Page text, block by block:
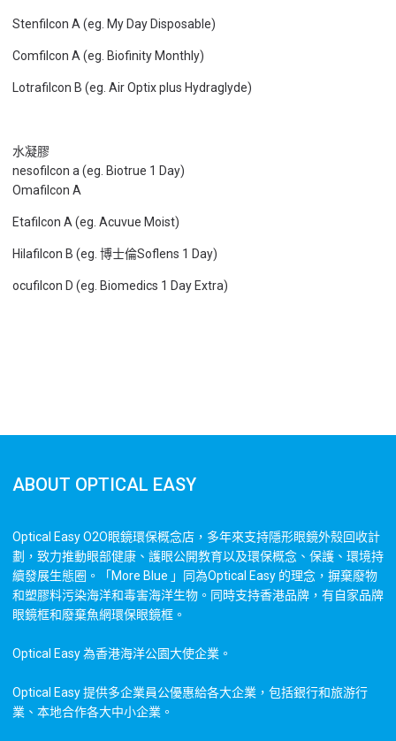
Stenfilcon A (eg. My Day Disposable)
Comfilcon A (eg. Biofinity Monthly)
Lotrafilcon B (eg. Air Optix plus Hydraglyde)
水凝膠
nesofilcon a (eg. Biotrue 1 Day)
Omafilcon A
Etafilcon A (eg. Acuvue Moist)
Hilafilcon B (eg. 博士倫Soflens 1 Day)
ocufilcon D (eg. Biomedics 1 Day Extra)
ABOUT OPTICAL EASY
Optical Easy O2O眼鏡環保概念店，多年來支持隱形眼鏡外殼回收計
劃，致力推動眼部健康、護眼公開教育以及環保概念、保護、環境持
續發展生態圈。「More Blue 」同為Optical Easy 的理念，摒棄廢物
和塑膠料污染海洋和毒害海洋生物。同時支持香港品牌，有自家品牌
眼鏡框和廢棄魚網環保眼鏡框。
Optical Easy 為香港海洋公園大使企業。
Optical Easy 提供多企業員公優惠給各大企業，包括銀行和旅游行
業、本地合作各大中小企業。